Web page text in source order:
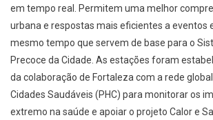
em tempo real. Permitem uma melhor
urbana e respostas mais eficientes a eventos
mesmo tempo que servem de base para o
Precoce da Cidade. As estações foram
da colaboração de Fortaleza com a rede
Cidades Saudáveis ​​(PHC) para monitorar os
extremo na saúde e apoiar o projeto Calor e